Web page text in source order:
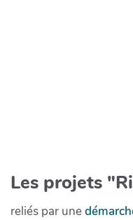
Les projets
reliés par une